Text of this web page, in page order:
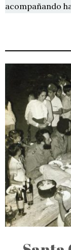
acompañando